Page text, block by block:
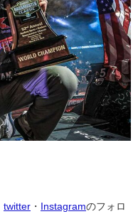
twitter ・ Instagramのフォロ